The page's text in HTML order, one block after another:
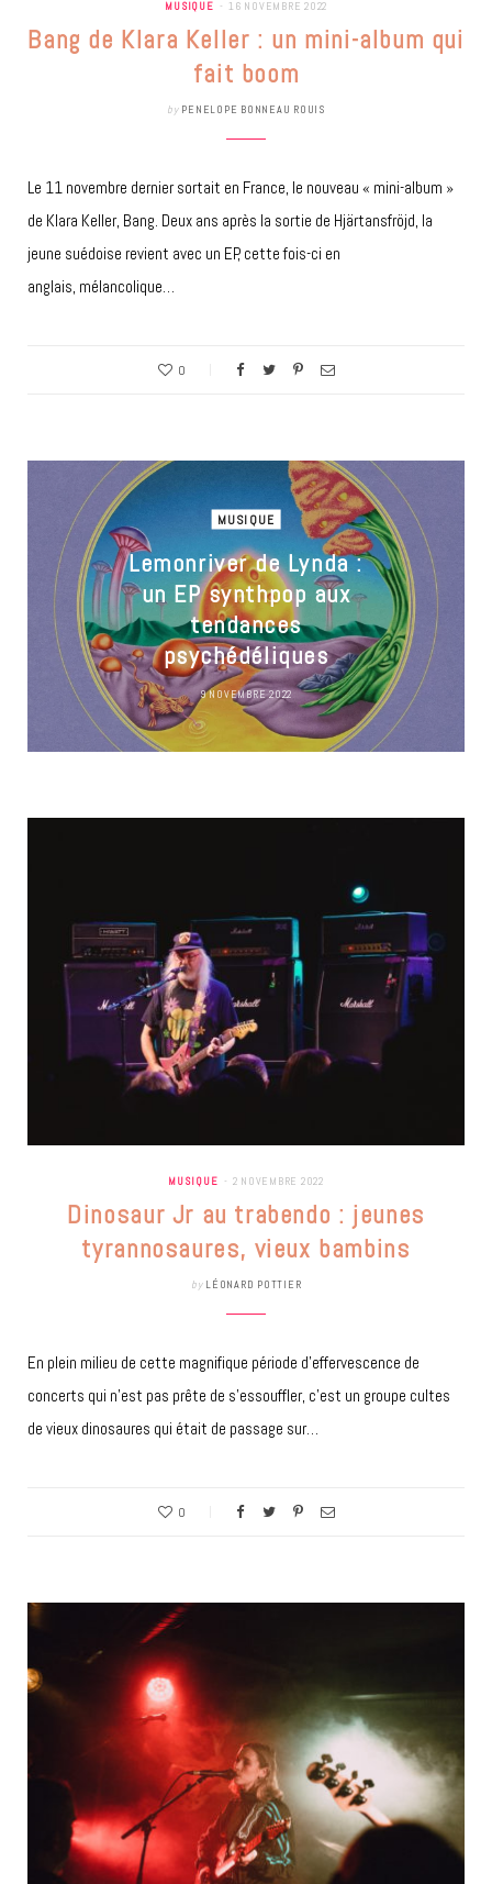
MUSIQUE 16 NOVEMBRE 2022
Bang de Klara Keller : un mini-album qui
fait boom
by PENELOPE BONNEAU ROUIS
Le 11 novembre dernier sortait en France, le nouveau « mini-album »
de Klara Keller, Bang. Deux ans après la sortie de Hjärtansfröjd, la
jeune suédoise revient avec un EP, cette fois-ci en
anglais, mélancolique…
0
MUSIQUE
Lemonriver de Lynda :
un EP synthpop aux
tendances
psychédéliques
9 NOVEMBRE 2022
MUSIQUE 2 NOVEMBRE 2022
Dinosaur Jr au trabendo : jeunes
tyrannosaures, vieux bambins
by LÉONARD POTTIER
En plein milieu de cette magnifique période d’effervescence de
concerts qui n’est pas prête de s’essouffler, c’est un groupe cultes
de vieux dinosaures qui était de passage sur…
0